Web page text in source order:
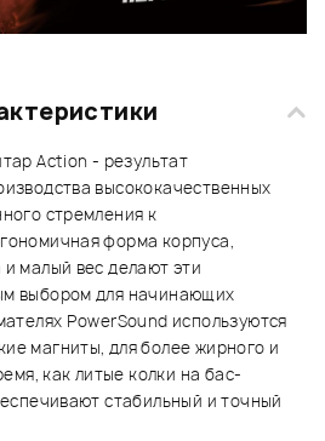
Action - результат
высококачественных
стремления к
форма корпуса,
малый вес делают эти
выбором для начинающих
PowerSound используются
магниты, для более жирного и
как литые колки на бас-
стабильный и точный